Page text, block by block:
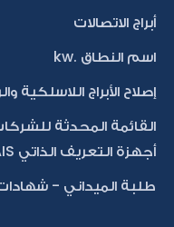
أبراج الاتصالات
اسم النطاق .kw
إصلاح الأبراج اللاسلكية
القائمة المحدثة
أجهزة التعريف الذاتي AIS
طلبة الميداني -